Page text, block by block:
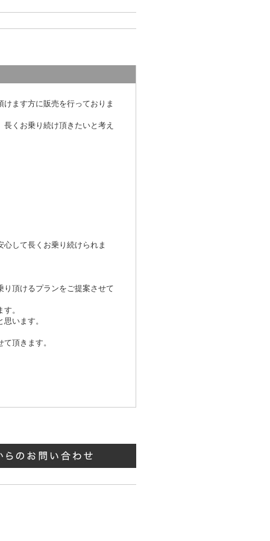
ます方に販売を行っておりま
くお乗り続け頂きたいと考え
して長くお乗り続けられま
頂けるプランをご提案させて
。
います。
頂きます。